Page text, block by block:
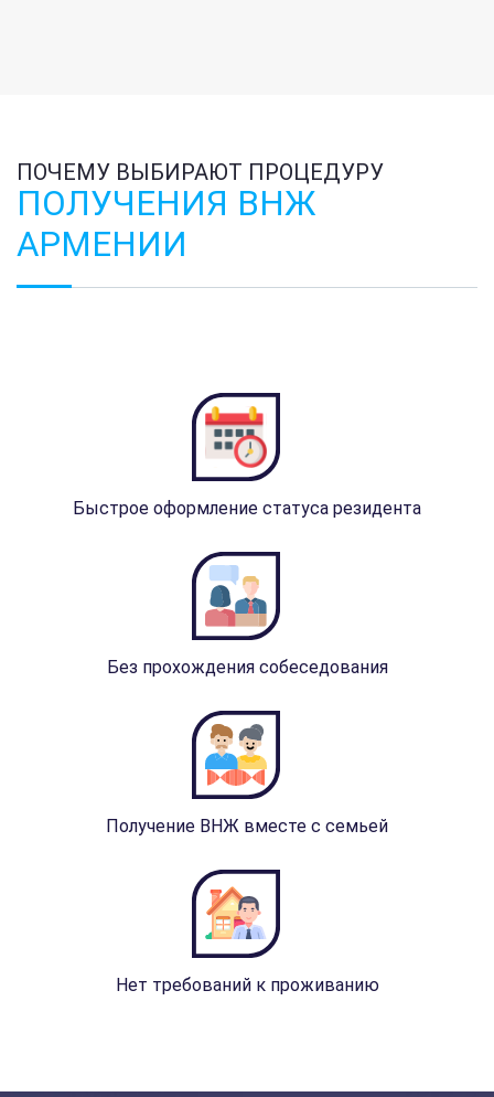
ПОЧЕМУ ВЫБИРАЮТ ПРОЦЕДУРУ
ПОЛУЧЕНИЯ ВНЖ
АРМЕНИИ
Быстрое оформление статуса резидента
Без прохождения собеседования
Получение ВНЖ вместе с семьей
Нет требований к проживанию